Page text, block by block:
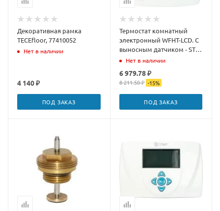
Декоративная рамка
TECEfloor, 77410052
Нет в наличии
4 140 ₽
ПОД ЗАКАЗ
Термостат комнатный
электронный WFHT-LCD. С
выносным датчиком - STE-
0002-000015
Нет в наличии
6 979.78 ₽
8 211.50 ₽ -15%
ПОД ЗАКАЗ